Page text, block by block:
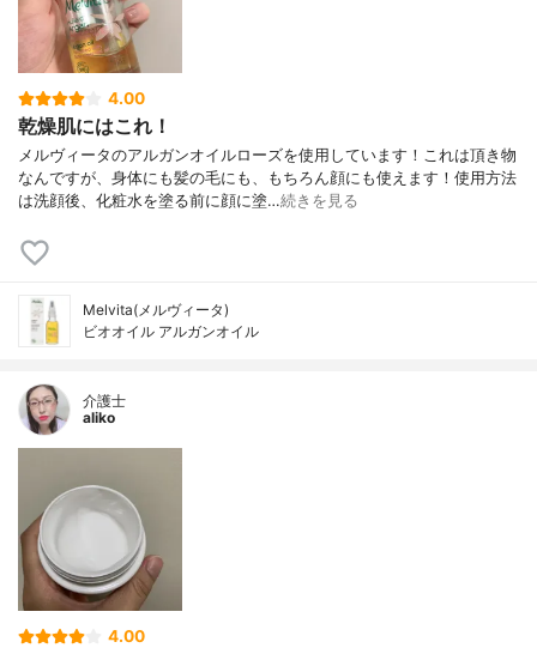
4.00
乾燥肌にはこれ！
メルヴィータのアルガンオイルローズを使用しています！これは頂き物
なんですが、身体にも髪の毛にも、もちろん顔にも使えます！使用方法
は洗顔後、化粧水を塗る前に顔に塗…続きを見る
Melvita(メルヴィータ)
ビオオイル アルガンオイル
介護士
aliko
4.00